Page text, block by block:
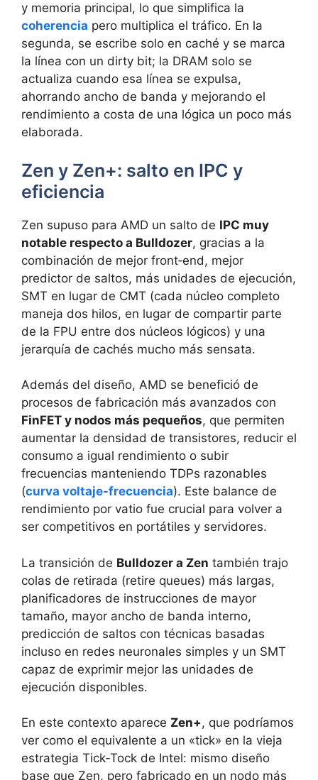
y memoria principal, lo que simplifica la
coherencia pero multiplica el tráfico. En la
segunda, se escribe solo en caché y se marca
la línea con un dirty bit; la DRAM solo se
actualiza cuando esa línea se expulsa,
ahorrando ancho de banda y mejorando el
rendimiento a costa de una lógica un poco más
elaborada.
Zen y Zen+: salto en IPC y
eficiencia
Zen supuso para AMD un salto de IPC muy
notable respecto a Bulldozer, gracias a la
combinación de mejor front‑end, mejor
predictor de saltos, más unidades de ejecución,
SMT en lugar de CMT (cada núcleo completo
maneja dos hilos, en lugar de compartir parte
de la FPU entre dos núcleos lógicos) y una
jerarquía de cachés mucho más sensata.
Además del diseño, AMD se benefició de
procesos de fabricación más avanzados con
FinFET y nodos más pequeños, que permiten
aumentar la densidad de transistores, reducir el
consumo a igual rendimiento o subir
frecuencias manteniendo TDPs razonables
(curva voltaje-frecuencia). Este balance de
rendimiento por vatio fue crucial para volver a
ser competitivos en portátiles y servidores.
La transición de Bulldozer a Zen también trajo
colas de retirada (retire queues) más largas,
planificadores de instrucciones de mayor
tamaño, mayor ancho de banda interno,
predicción de saltos con técnicas basadas
incluso en redes neuronales simples y un SMT
capaz de exprimir mejor las unidades de
ejecución disponibles.
En este contexto aparece Zen+, que podríamos
ver como el equivalente a un «tick» en la vieja
estrategia Tick‑Tock de Intel: mismo diseño
base que Zen, pero fabricado en un nodo más